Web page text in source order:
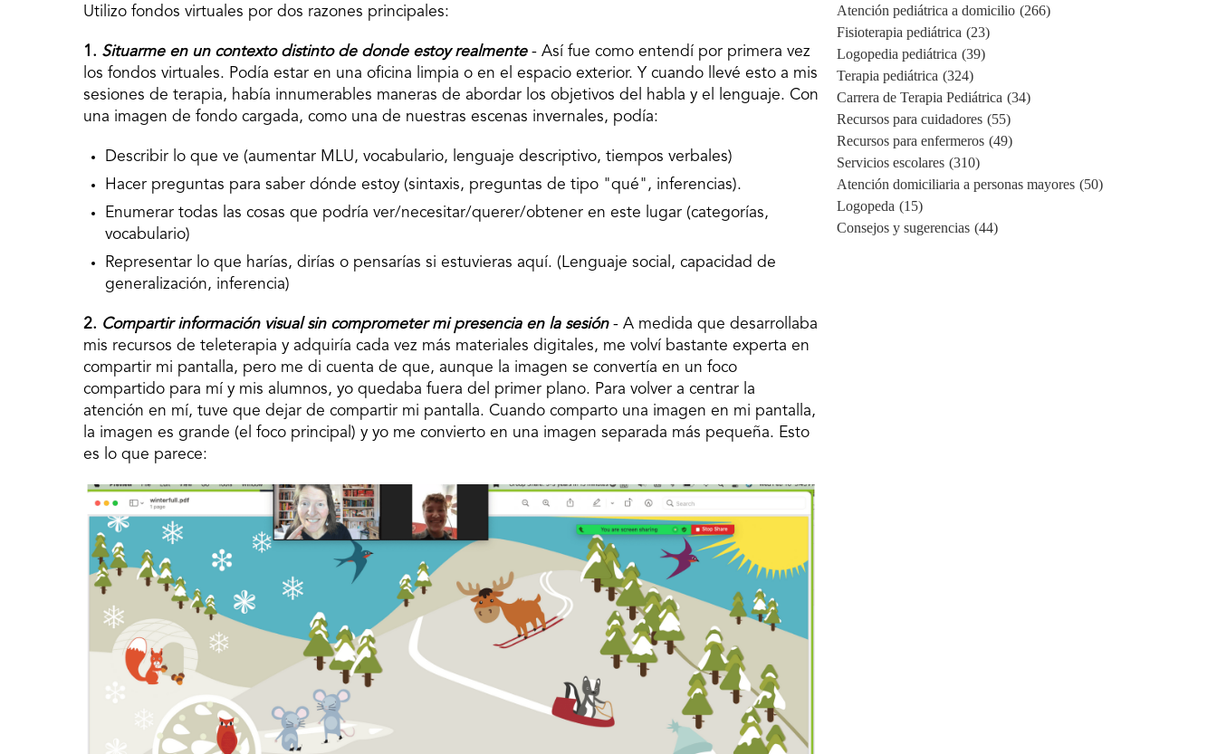
Utilizo fondos virtuales por dos razones principales:
1. Situarme en un contexto distinto de donde estoy realmente- Así fue como entendí por primera vez
los fondos virtuales. Podía estar en una oficina limpia o en el espacio exterior. Y cuando llevé esto a mis
sesiones de terapia, había innumerables maneras de abordar los objetivos del habla y el lenguaje. Con
una imagen de fondo cargada, como una de nuestras escenas invernales, podía:
Describir lo que ve (aumentar MLU, vocabulario, lenguaje descriptivo, tiempos verbales)
Hacer preguntas para saber dónde estoy (sintaxis, preguntas de tipo "qué", inferencias).
Enumerar todas las cosas que podría ver/necesitar/querer/obtener en este lugar (categorías,
vocabulario)
Representar lo que harías, dirías o pensarías si estuvieras aquí. (Lenguaje social, capacidad de
generalización, inferencia)
2. Compartir información visual sin comprometer mi presencia en la sesión- A medida que desarrollaba
mis recursos de teleterapia y adquiría cada vez más materiales digitales, me volví bastante experta en
compartir mi pantalla, pero me di cuenta de que, aunque la imagen se convertía en un foco
compartido para mí y mis alumnos, yo quedaba fuera del primer plano. Para volver a centrar la
atención en mí, tuve que dejar de compartir mi pantalla. Cuando comparto una imagen en mi pantalla,
la imagen es grande (el foco principal) y yo me convierto en una imagen separada más pequeña. Esto
es lo que parece:
Atención pediátrica a domicilio (266)
Fisioterapia pediátrica (23)
Logopedia pediátrica (39)
Terapia pediátrica (324)
Carrera de Terapia Pediátrica (34)
Recursos para cuidadores (55)
Recursos para enfermeros (49)
Servicios escolares (310)
Atención domiciliaria a personas mayores (50)
Logopeda (15)
Consejos y sugerencias (44)